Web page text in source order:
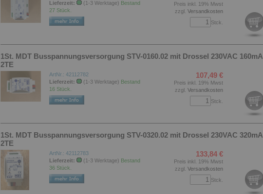
Lieferzeit:
(1-3 Werktage) Bestand
27 Stück.
Preis inkl. 19% Mwst
zzgl. Versandkosten
Stck.
1St. MDT Busspannungsversorgung STV-0160.02 mit Drossel 230VAC 160mA
2TE
ArtNr.: 42112782
Lieferzeit:
(1-3 Werktage) Bestand
16 Stück.
107,49 €
Preis inkl. 19% Mwst
zzgl. Versandkosten
Stck.
1St. MDT Busspannungsversorgung STV-0320.02 mit Drossel 230VAC 320mA
2TE
ArtNr.: 42112783
Lieferzeit:
(1-3 Werktage) Bestand
36 Stück.
133,84 €
Preis inkl. 19% Mwst
zzgl. Versandkosten
Stck.